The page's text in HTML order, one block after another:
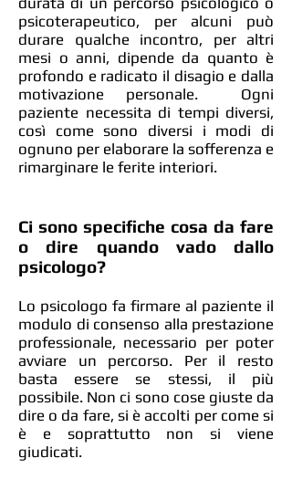
psicoterapeutico, per alcuni può
durare qualche incontro, per altri
mesi o anni, dipende da quanto è
profondo e radicato il disagio e dalla
motivazione personale. Ogni
paziente necessita di tempi diversi,
così come sono diversi i modi di
ognuno per elaborare la sofferenza e
rimarginare le ferite interiori.
Ci sono specifiche cosa da fare
o dire quando vado dallo
psicologo?
Lo psicologo fa firmare al paziente il
modulo di consenso alla prestazione
professionale, necessario per poter
avviare un percorso. Per il resto
basta essere se stessi, il più
possibile. Non ci sono cose giuste da
dire o da fare, si è accolti per come si
è e soprattutto non si viene
giudicati.